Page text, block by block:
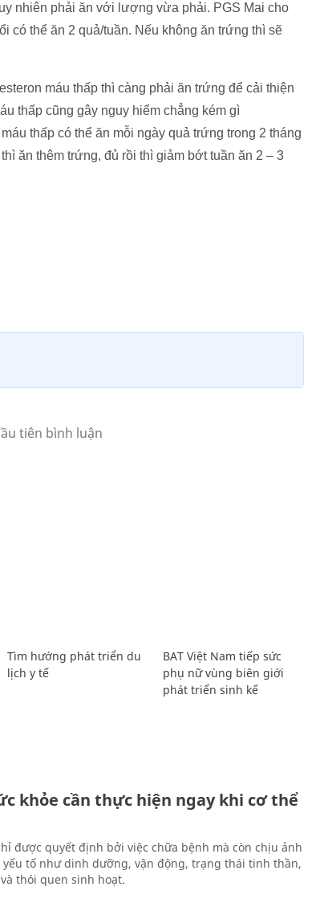
nhiên phải ăn với lượng vừa phải. PGS Mai cho
có thể ăn 2 quả/tuần. Nếu không ăn trứng thì sẽ
máu thấp thì càng phải ăn trứng để cải thiện
thấp cũng gây nguy hiểm chẳng kém gì
thấp có thể ăn mỗi ngày quả trứng trong 2 tháng
ăn thêm trứng, đủ rồi thì giảm bớt tuần ăn 2 – 3
Tìm hướng phát triển du
lịch y tế
BAT Việt Nam tiếp sức
phụ nữ vùng biên giới
phát triển sinh kế
khỏe cần thực hiện ngay khi cơ thể
được quyết định bởi việc chữa bệnh mà còn chịu ảnh
tố như dinh dưỡng, vận động, trạng thái tinh thần,
thói quen sinh hoạt.